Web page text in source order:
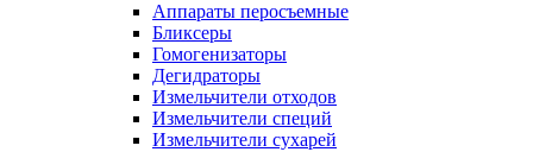
Аппараты перосъемные
Бликсеры
Гомогенизаторы
Дегидраторы
Измельчители отходов
Измельчители специй
Измельчители сухарей